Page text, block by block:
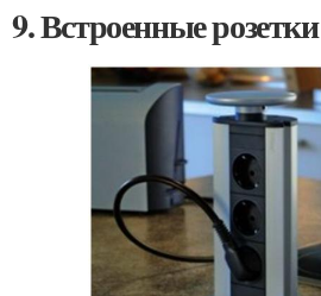
9. Встроенные розетки